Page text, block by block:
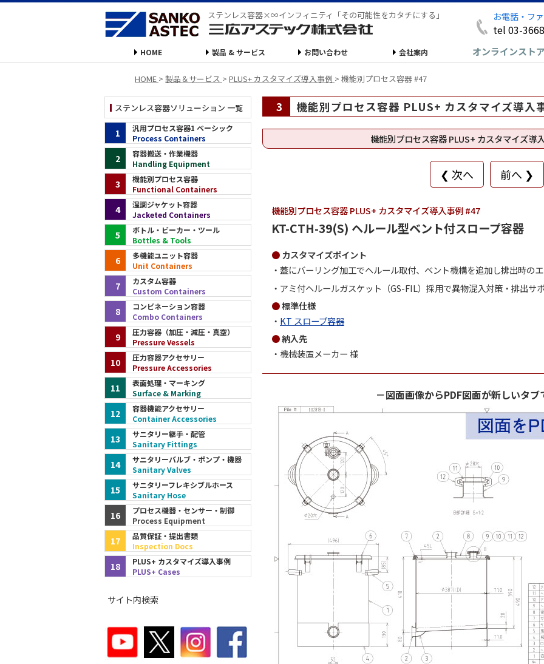
ステンレス容器×∞インフィニティ「その可能性をカタチにする」 お電話・フ
tel 03-
HOME 製品 & サービス お問い合わせ 会社案内 オンラインスト
HOME > 製品＆サービス > PLUS+ カスタマイズ導入事例 > 機能別プロセス容器 #47
3 機能別プロセス容器 PLUS+ カスタマイズ導入
機能別プロセス容器 PLUS+ カスタマイズ導
❮ 次へ 前へ ❯
機能別プロセス容器 PLUS+ カスタマイズ導入事例 #47
KT-CTH-39(S) ヘルール型ベント付スロープ容器
カスタマイズポイント
蓋にバーリング加工でヘルール取付、ベント機構を追加し排出時の
アミ付ヘルールガスケット（GS-FIL）採用で異物混入対策・排出サ
標準仕様
KT スロープ容器
納入先
機械装置メーカー 様
－図面画像からPDF図面が新しいタ
ステンレス容器ソリューション 一覧
汎用プロセス容器1 ベーシック
Process Containers
1
容器搬送・作業機器
Handling Equipment
2
機能別プロセス容器
Functional Containers
3
温調ジャケット容器
Jacketed Containers
4
ボトル・ビーカー・ツール
Bottles & Tools
5
多機能ユニット容器
Unit Containers
6
カスタム容器
Custom Containers
7
コンビネーション容器
Combo Containers
8
圧力容器（加圧・減圧・真空）
Pressure Vessels
9
圧力容器アクセサリー
Pressure Accessories
10
表面処理・マーキング
Surface & Marking
11
容器機能アクセサリー
Container Accessories
12
サニタリー継手・配管
Sanitary Fittings
13
サニタリーバルブ・ポンプ・機器
Sanitary Valves
14
サニタリーフレキシブルホース
Sanitary Hose
15
プロセス機器・センサー・制御
Process Equipment
16
品質保証・提出書類
Inspection Docs
17
PLUS+ カスタマイズ導入事例
PLUS+ Cases
18
サイト内検索